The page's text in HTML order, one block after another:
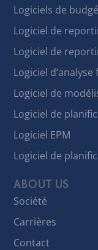
Logiciels de
Logiciel de
Logiciel de
Logiciel
Logiciel de
Logiciel de
Logiciel EPM
Logiciel de
ABOUT US
Société
Carrières
Contact